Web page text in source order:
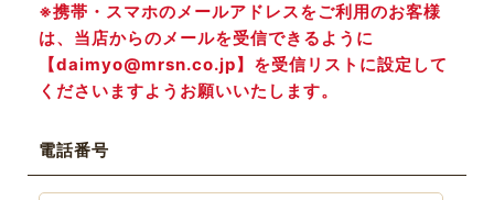
※携帯・スマホのメールアドレスをご利用のお客様
は、当店からのメールを受信できるように
【daimyo@mrsn.co.jp】を受信リストに設定して
くださいますようお願いいたします。
電話番号